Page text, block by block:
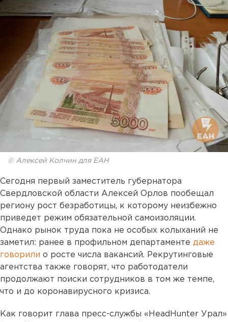
© Алексей Колчин для ЕАН
Сегодня первый заместитель губернатора
Свердловской области Алексей Орлов пообещал
региону рост безработицы, к которому неизбежно
приведет режим обязательной самоизоляции.
Однако рынок труда пока не особых колыханий не
заметил: ранее в профильном департаменте даже
говорили о росте числа вакансий. Рекрутинговые
агентства также говорят, что работодатели
продолжают поиски сотрудников в том же темпе,
что и до коронавирусного кризиса.
Как говорит глава пресс-службы «HeadHunter Урал»